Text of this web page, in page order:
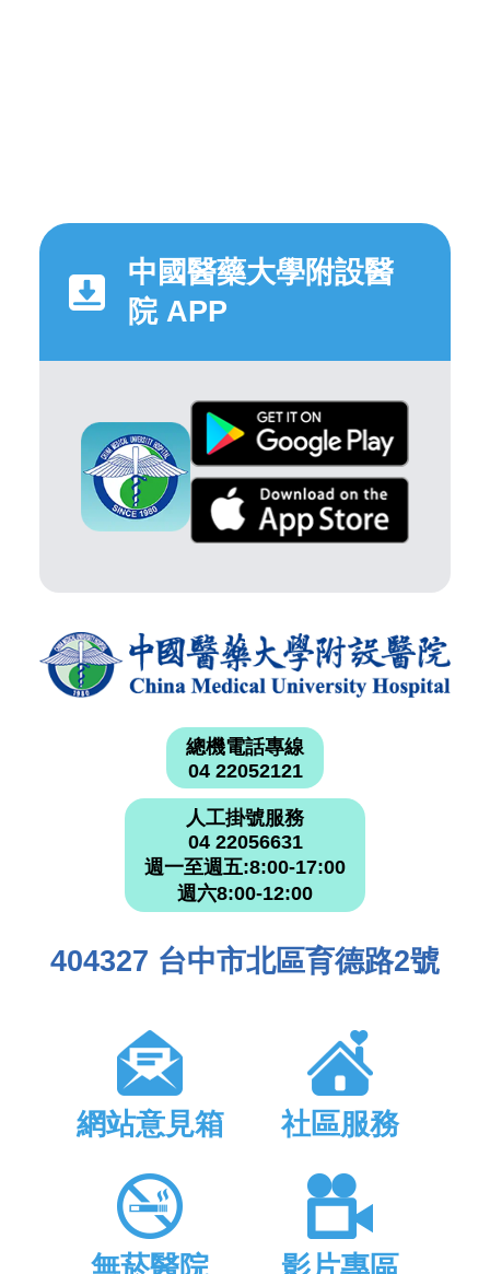
中國醫藥大學附設醫
院 APP
總機電話專線
04 22052121
人工掛號服務
04 22056631
週一至週五:8:00-17:00
週六8:00-12:00
404327 台中市北區育德路2號
網站意見箱 社區服務